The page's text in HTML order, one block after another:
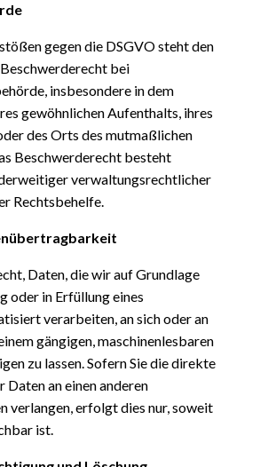
gegen die DSGVO steht den
bei
insbesondere in dem
gewöhnlichen Aufenthalts, ihres
des Orts des mutmaßlichen
Beschwerderecht besteht
verwaltungsrechtlicher
Rechtsbehelfe.
Daten, die wir auf Grundlage
oder in Erfüllung eines
verarbeiten, an sich oder an
gängigen, maschinenlesbaren
zu lassen. Sofern Sie die direkte
an einen anderen
verlangen, erfolgt dies nur, soweit
ist.